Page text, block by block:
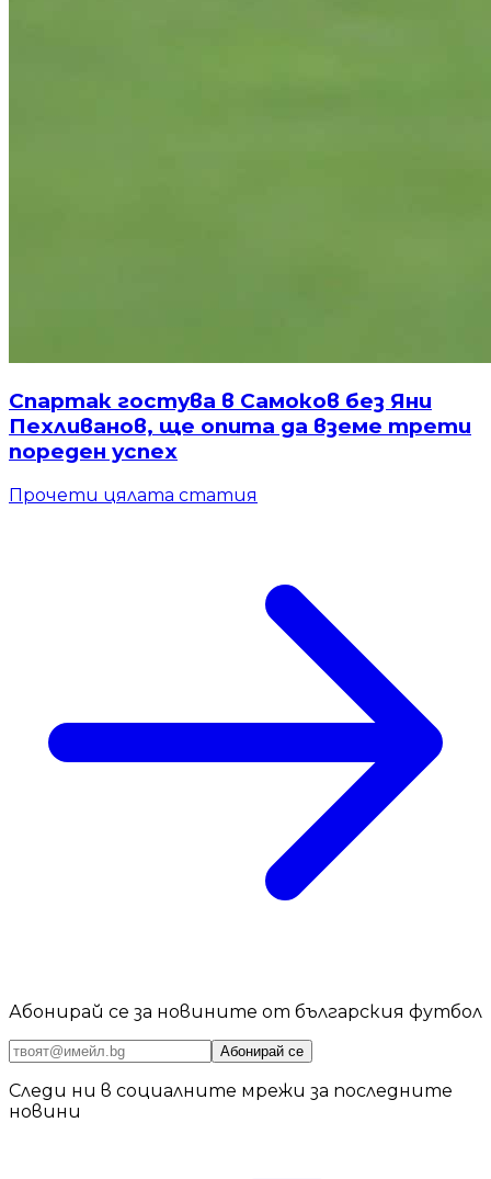
Спартак гостува в Самоков без Яни
Пехливанов, ще опита да вземе трети
пореден успех
Прочети цялата статия
Абонирай се за новините от българския футбол
Абонирай се
Следи ни в социалните мрежи за последните
новини